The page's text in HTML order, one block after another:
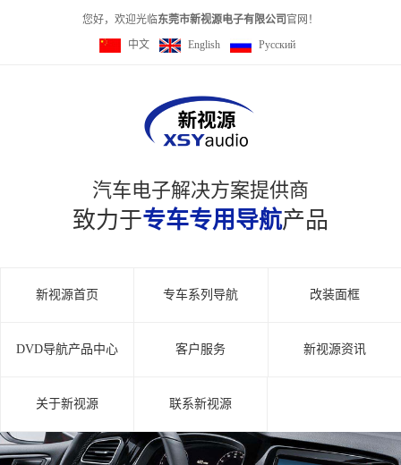
您好，欢迎光临东莞市新视源电子有限公司 官网！
中文
English Pусский
汽车电子解决方案提供商
致力于专车专用导航产品
新视源首页 专车系列导航 改装面框
DVD导航产品中心 客户服务 新视源资讯
关于新视源 联系新视源